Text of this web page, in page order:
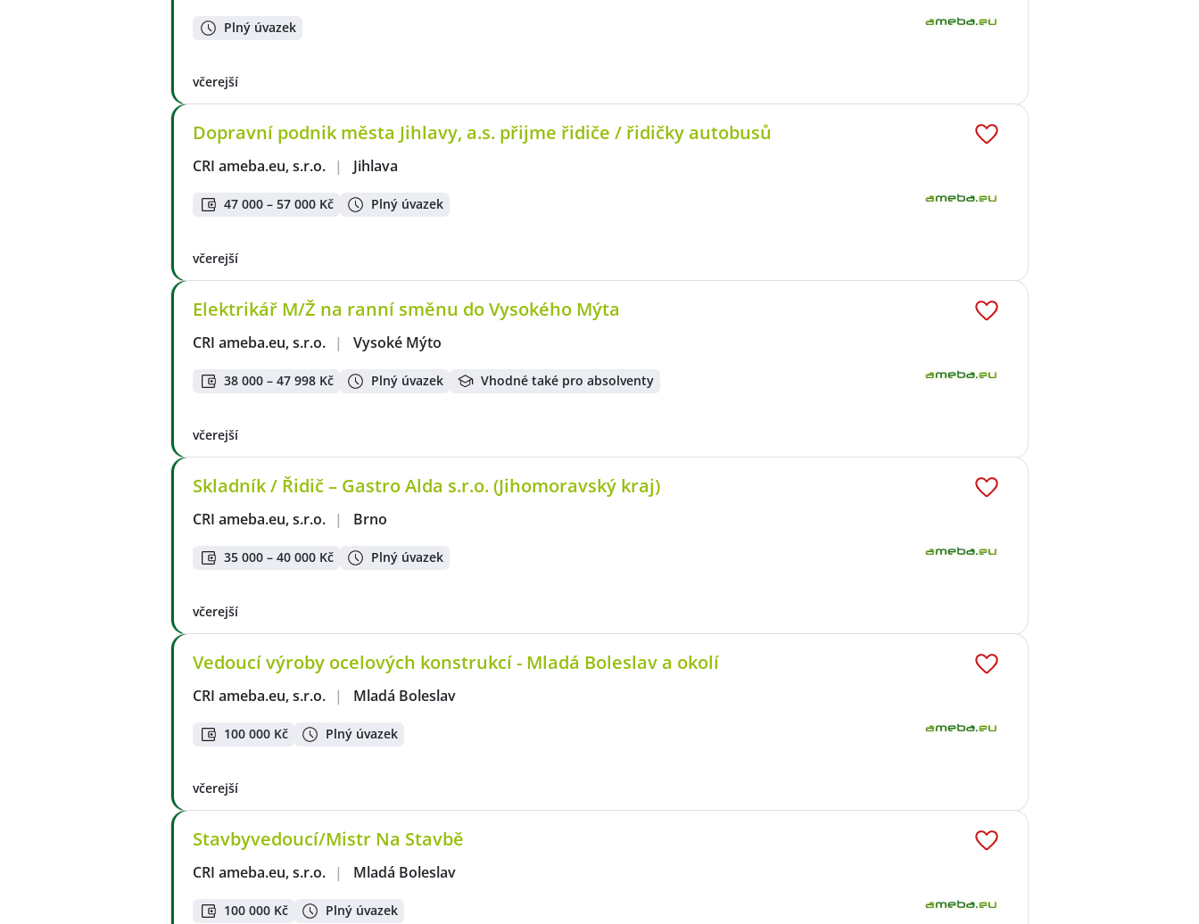
Plný úvazek
včerejší
Dopravní podnik města Jihlavy, a.s. přijme řidiče / řidičky autobusů
CRI ameba.eu, s.r.o. | Jihlava
47 000 – 57 000 Kč Plný úvazek
včerejší
Elektrikář M/Ž na ranní směnu do Vysokého Mýta
CRI ameba.eu, s.r.o. | Vysoké Mýto
38 000 – 47 998 Kč Plný úvazek Vhodné také pro absolventy
včerejší
Skladník / Řidič – Gastro Alda s.r.o. (Jihomoravský kraj)
CRI ameba.eu, s.r.o. | Brno
35 000 – 40 000 Kč Plný úvazek
včerejší
Vedoucí výroby ocelových konstrukcí - Mladá Boleslav a okolí
CRI ameba.eu, s.r.o. | Mladá Boleslav
100 000 Kč Plný úvazek
včerejší
Stavbyvedoucí/Mistr Na Stavbě
CRI ameba.eu, s.r.o. | Mladá Boleslav
100 000 Kč Plný úvazek